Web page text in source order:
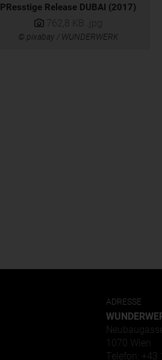
PResstige Release DUBAI (2017)
762,8 KB .jpg
© pixabay / WUNDERWERK
ADRESSE
1070 Wien
Telefon: +43